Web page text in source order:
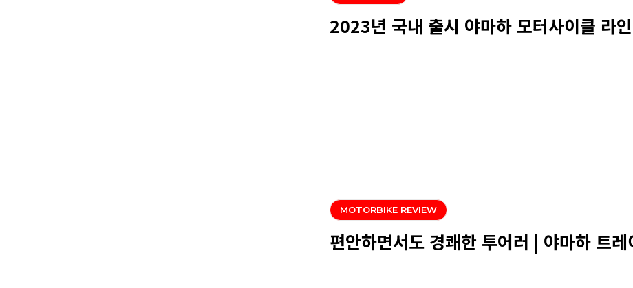
2023년 국내 출시 야마하 모터사이클 라
MOTORBIKE REVIEW
편안하면서도 경쾌한 투어러 | 야마하 트